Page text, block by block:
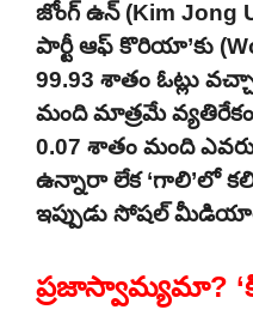
జోంగ్ ఉన్‌ (Kim Jong
పార్టీ ఆఫ్ కొరియా’కు
99.93 శాతం ఓట్లు
మంది మాత్రమే
0.07 శాతం మంది
ఉన్నారా లేక ‘గాలి’లో
ఇప్పుడు సోషల్
ప్రజాస్వామ్యమా?